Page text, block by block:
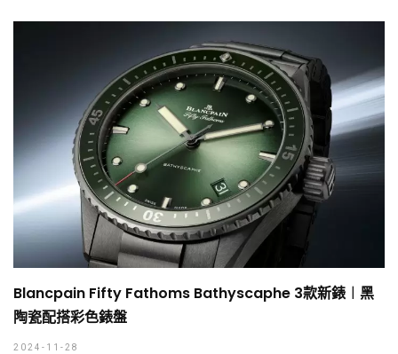
Blancpain Fifty Fathoms Bathyscaphe 3款新錶︱黑
陶瓷配搭彩色錶盤
2024-11-28